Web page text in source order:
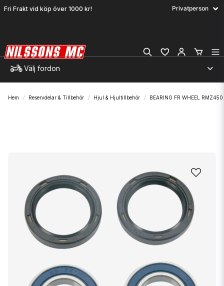
Fri Frakt vid köp över 1000 kr!
Välj fordon
Hem Reservdelar & Tillbehör Hjul & Hjultillbehör BEARING FR WHEEL RMZ450